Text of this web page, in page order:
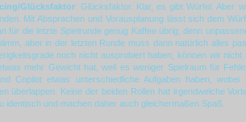
Glücksfaktor: Glücksfaktor. Klar, es gibt Würfel. Aber
Mit Absprachen und Vorausplanung lässt sich dem
für die letzte Spielrunde genug Kaffee übrig, denn
aber in der letzten Runde muss dann natürlich alles
noch nicht ausprobiert haben, können wir
mehr Gewicht hat, weil es weniger Spielraum für
Copilot etwas unterschiedliche Aufgaben haben,
überlappen. Keine der beiden Rollen hat irgendwelche
identisch und machen daher auch gleichermaßen Spaß.